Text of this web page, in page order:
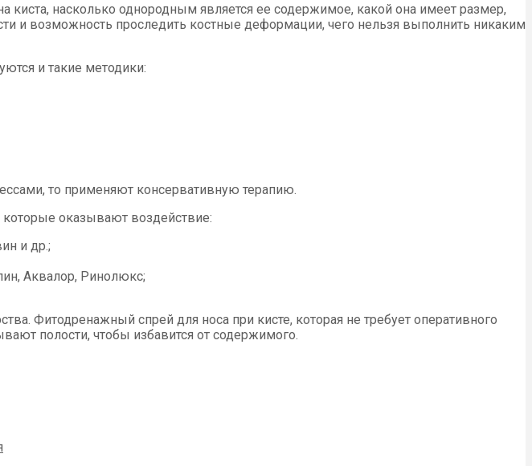
киста, насколько однородным является ее содержимое, какой она имеет размер,
и возможность проследить костные деформации, чего нельзя выполнить никаким
и такие методики:
то применяют консервативную терапию.
которые оказывают воздействие:
и др.;
Аквалор, Ринолюкс;
Фитодренажный спрей для носа при кисте, которая не требует оперативного
полости, чтобы избавится от содержимого.